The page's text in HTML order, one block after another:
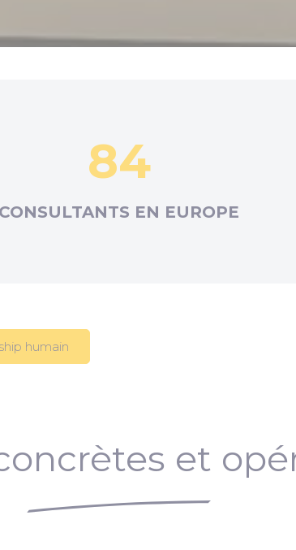
84
CONSULTANTS EN EUROPE
humain
et